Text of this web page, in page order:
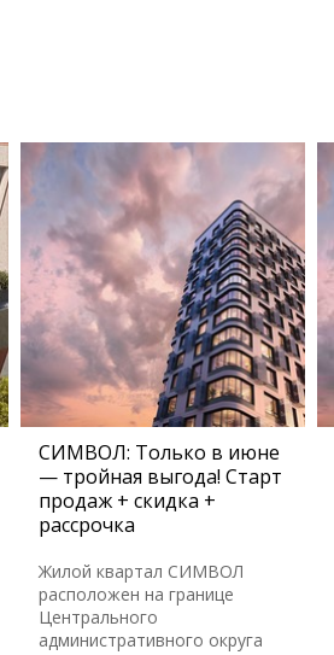
СИМВОЛ: Только в июне
— тройная выгода! Старт
продаж + скидка +
рассрочка
Жилой квартал СИМВОЛ
расположен на границе
Центрального
административного округа